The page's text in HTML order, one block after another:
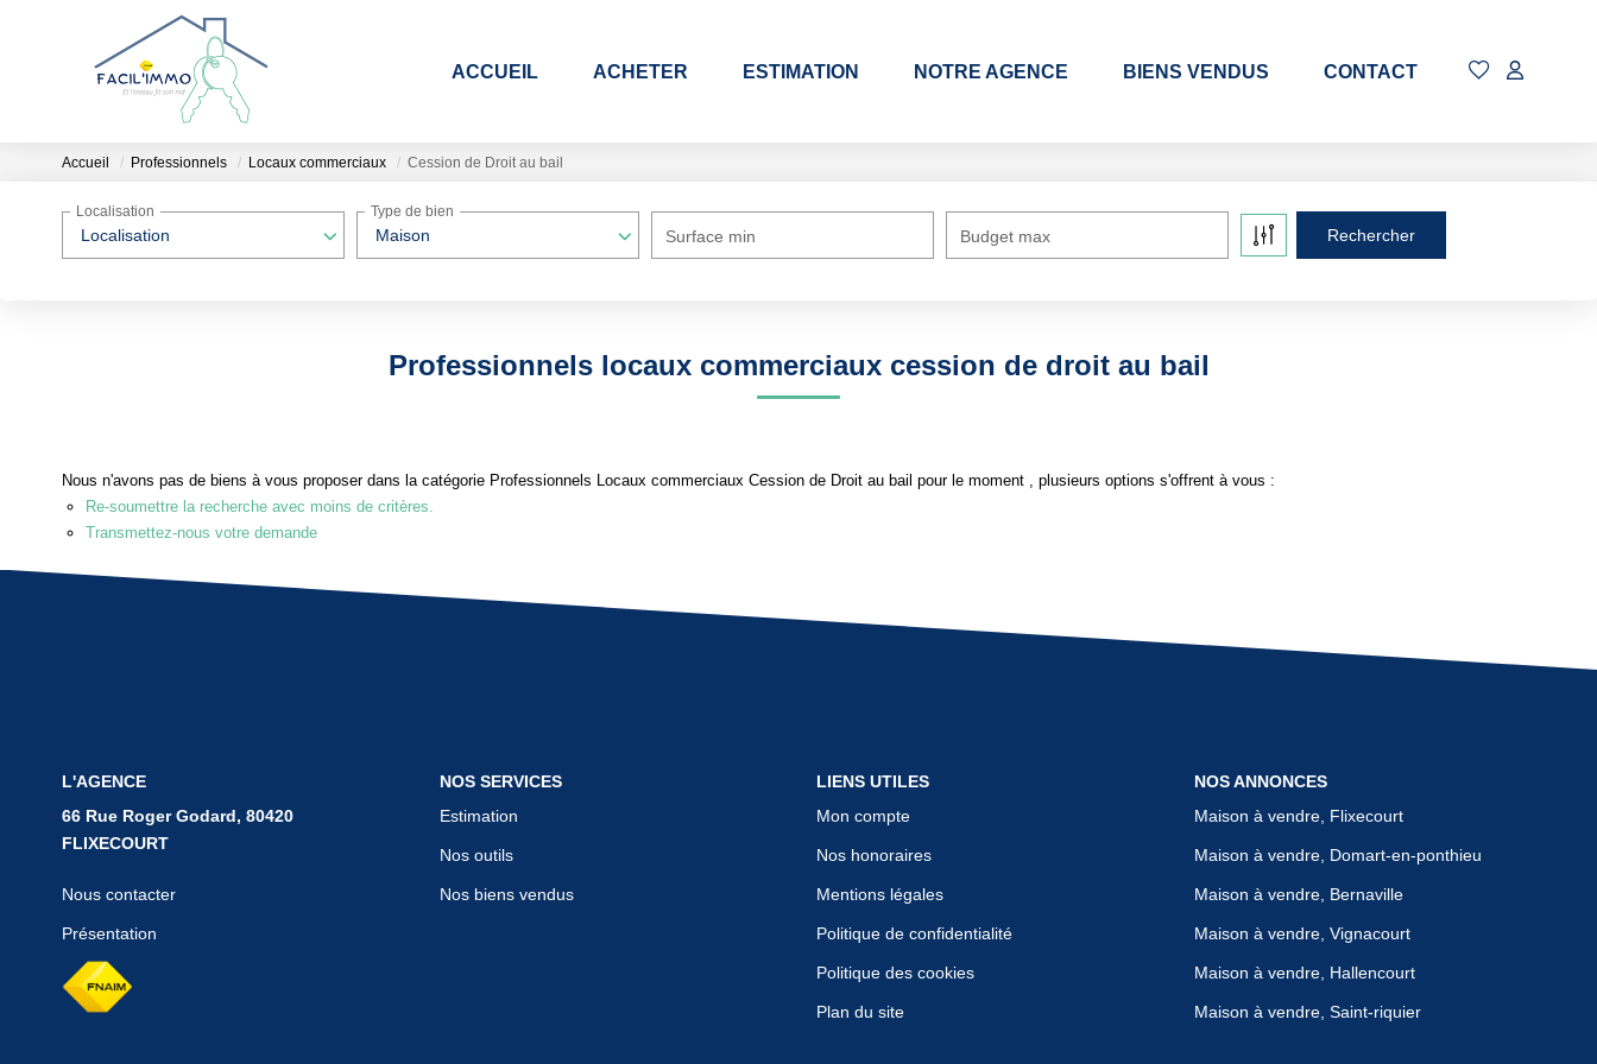
ACCUEIL ACHETER ESTIMATION NOTRE AGENCE BIENS VENDUS CONTACT
Accueil Professionnels Locaux commerciaux Cession de Droit au bail
Localisation
Localisation
Maison
Type de bien
Surface min Budget max
Professionnels locaux commerciaux cession de droit au bail
Nous n'avons pas de biens à vous proposer dans la catégorie Professionnels Locaux commerciaux Cession de Droit au bail pour le moment , plusieurs options s'offrent à vous :
Re-soumettre la recherche avec moins de critères.
Transmettez-nous votre demande
L'AGENCE
66 Rue Roger Godard, 80420
FLIXECOURT
Nous contacter
Présentation
NOS SERVICES
Estimation
Nos outils
Nos biens vendus
LIENS UTILES
Mon compte
Nos honoraires
Mentions légales
Politique de confidentialité
Politique des cookies
Plan du site
NOS ANNONCES
Maison à vendre, Flixecourt
Maison à vendre, Domart-en-ponthieu
Maison à vendre, Bernaville
Maison à vendre, Vignacourt
Maison à vendre, Hallencourt
Maison à vendre, Saint-riquier